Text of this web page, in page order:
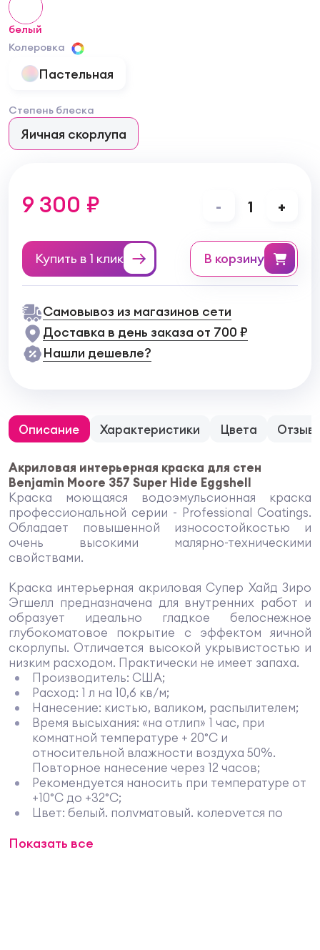
белый
Колеровка
Пастельная
Степень блеска
Яичная скорлупа
9 300 ₽ - 1 +
Купить в 1 клик в корзину
Самовывоз из магазинов сети
Доставка в день заказа от 700 ₽
Нашли дешевле?
Описание Характеристики Цвета
Акриловая интерьерная краска для стен
Benjamin Moore 357 Super Hide Eggshell
Краска моющаяся водоэмульсионная краска
профессиональной серии - Professional Coatings.
Обладает повышенной износостойкостью и
очень высокими малярно-техническими
свойствами.
Краска интерьерная акриловая Супер Хайд Зиро
Эгшелл предназначена для внутренних работ и
образует идеально гладкое белоснежное
глубокоматовое покрытие с эффектом яичной
скорлупы. Отличается высокой укрывистостью и
низким расходом. Практически не имеет запаха.
Производитель: США;
Расход: 1 л на 10,6 кв/м;
Нанесение: кистью, валиком, распылителем;
Время высыхания: «на отлип» 1 час, при
комнатной температуре + 20°C и
относительной влажности воздуха 50%.
Повторное нанесение через 12 часов;
Рекомендуется наносить при температуре от
+10°С до +32°С;
Цвет: белый, полуматовый, колеруется по
Чистящий растворитель: вода;
Показать все